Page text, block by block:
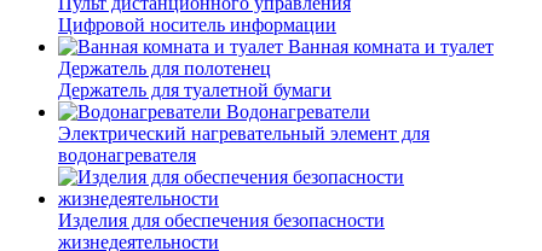
Цифровой носитель информации
Ванная комната и туалет
Держатель для полотенец
Держатель для туалетной бумаги
Водонагреватели
Электрический нагревательный элемент для
водонагревателя
Изделия для обеспечения безопасности
жизнедеятельности